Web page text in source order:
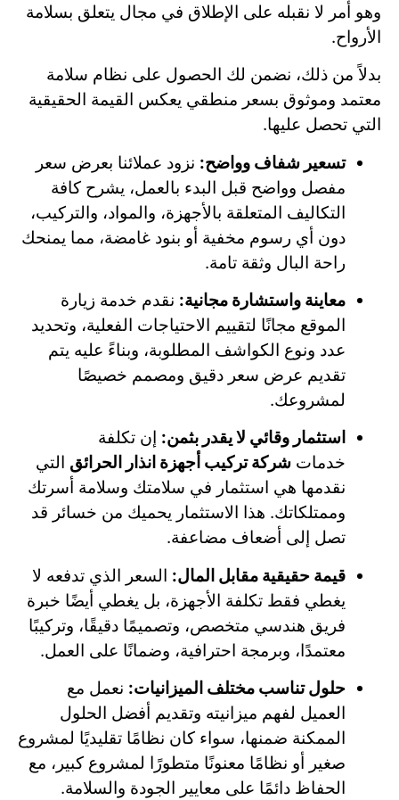
وهو أمر لا نقبله على الإطلاق في مجال يتعلق بسلامة
الأرواح.
بدلاً من ذلك، نضمن لك الحصول على نظام سلامة
معتمد وموثوق بسعر منطقي يعكس القيمة الحقيقية
التي تحصل عليها.
تسعير شفاف وواضح: نزود عملائنا بعرض سعر
مفصل وواضح قبل البدء بالعمل، يشرح كافة
التكاليف المتعلقة بالأجهزة، والمواد، والتركيب،
دون أي رسوم مخفية أو بنود غامضة، مما يمنحك
راحة البال وثقة تامة.
معاينة واستشارة مجانية: نقدم خدمة زيارة
الموقع مجانًا لتقييم الاحتياجات الفعلية، وتحديد
عدد ونوع الكواشف المطلوبة، وبناءً عليه يتم
تقديم عرض سعر دقيق ومصمم خصيصًا
لمشروعك.
استثمار وقائي لا يقدر بثمن: إن تكلفة
خدمات شركة تركيب أجهزة انذار الحرائق التي
نقدمها هي استثمار في سلامتك وسلامة أسرتك
وممتلكاتك. هذا الاستثمار يحميك من خسائر قد
تصل إلى أضعاف مضاعفة.
قيمة حقيقية مقابل المال: السعر الذي تدفعه لا
يغطي فقط تكلفة الأجهزة، بل يغطي أيضًا خبرة
فريق هندسي متخصص، وتصميمًا دقيقًا، وتركيبًا
معتمدًا، وبرمجة احترافية، وضمانًا على العمل.
حلول تناسب مختلف الميزانيات: نعمل مع
العميل لفهم ميزانيته وتقديم أفضل الحلول
الممكنة ضمنها، سواء كان نظامًا تقليديًا لمشروع
صغير أو نظامًا معنونًا متطورًا لمشروع كبير، مع
الحفاظ دائمًا على معايير الجودة والسلامة.